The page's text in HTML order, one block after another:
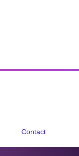
Contact